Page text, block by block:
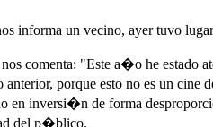
informa un vecino, ayer tuvo
comenta: "Este a�o he estado
porque esto no es un cine
en inversi�n de forma
del p�blico.